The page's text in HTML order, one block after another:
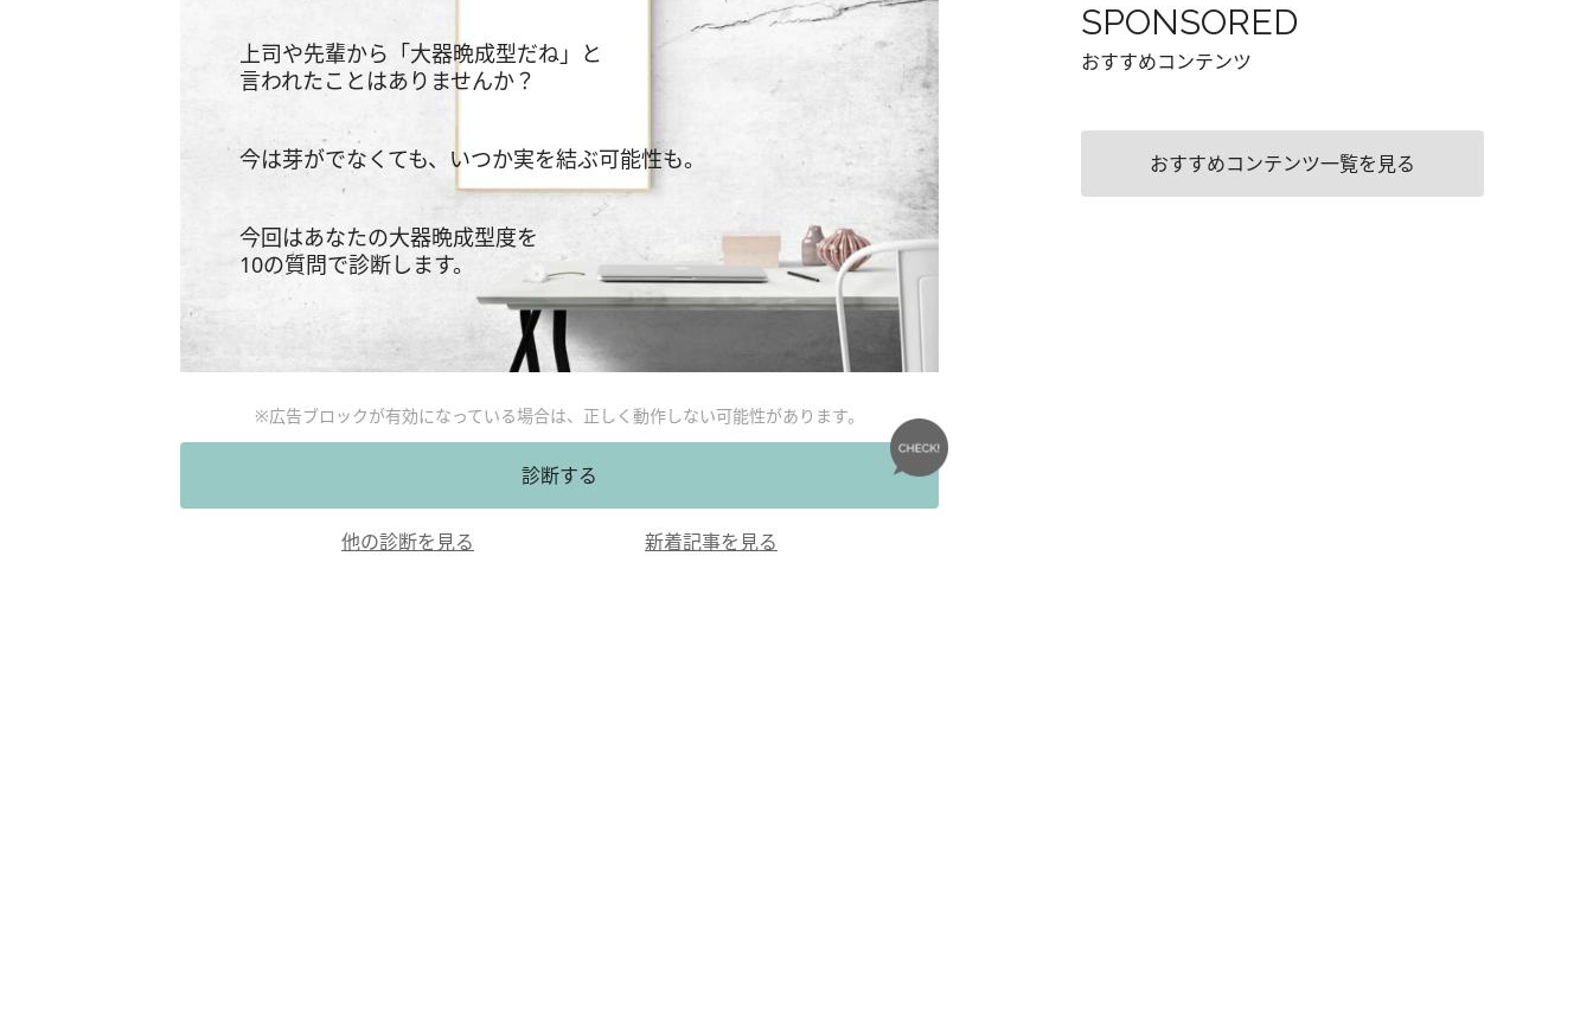
上司や先輩から「大器晩成型だね」と
言われたことはありませんか？
今は芽がでなくても、いつか実を結ぶ可能性も。
今回はあなたの大器晩成型度を
10の質問で診断します。
※広告ブロックが有効になっている場合は、正しく動作しない可能性があります。
診断する
他の診断を見る 新着記事を見る
SPONSORED
おすすめコンテンツ
おすすめコンテンツ一覧を見る